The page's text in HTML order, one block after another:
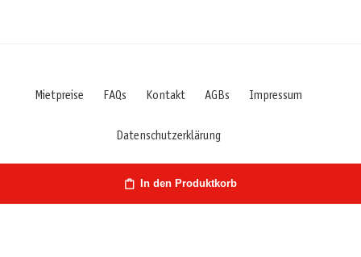
In den Produktkorb
Mietpreise FAQs Kontakt AGBs Impressum
Datenschutzerklärung